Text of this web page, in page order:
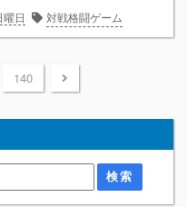
日 対戦格闘ゲーム
140